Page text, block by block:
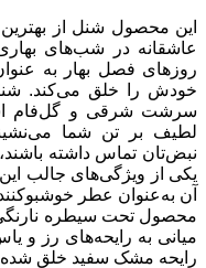
این محصول شنل از بهترین
عاشقانه در شب‌های
روزهای فصل بهار به
خودش را خلق می‌کند.
سرشت شرقی و گل‌فام
لطیف بر تن شما
نبض‌تان تماس داشته
یکی از ویژگی‌های جالب
آن به‌عنوان عطر
محصول تحت سیطره نارنگی
میانی به رایحه‌های رز و
رایحه مشک سفید خلق